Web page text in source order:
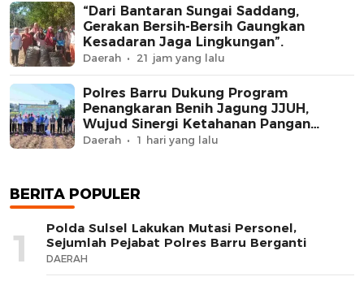
“Dari Bantaran Sungai Saddang,
Gerakan Bersih-Bersih Gaungkan
Kesadaran Jaga Lingkungan”.
Daerah 21 jam yang lalu
Polres Barru Dukung Program
Penangkaran Benih Jagung JJUH,
Wujud Sinergi Ketahanan Pangan
Nasional
Daerah 1 hari yang lalu
BERITA POPULER
1
Polda Sulsel Lakukan Mutasi Personel,
Sejumlah Pejabat Polres Barru Berganti
DAERAH